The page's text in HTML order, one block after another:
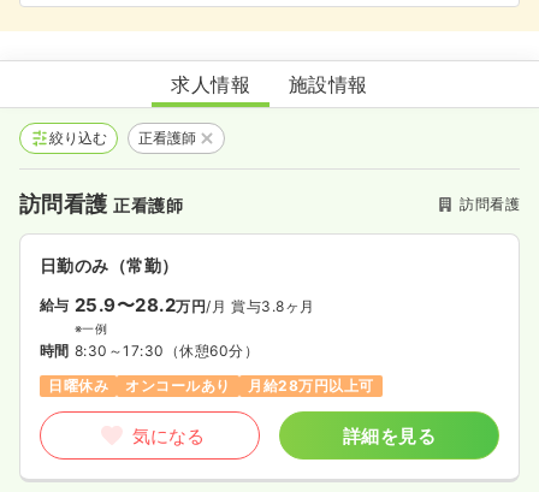
創心会リハビリ倶楽部 笠岡
求人情報 施設情報
絞り込む 正看護師
訪問看護正看護師 訪問看護
日勤のみ（常勤）
給与 25.9〜28.2万円/月 賞与3.8ヶ月
※一例
時間 8:30～17:30 （休憩60分）
日曜休み
オンコールあり 月給28万円以上可
気になる 詳細を見る